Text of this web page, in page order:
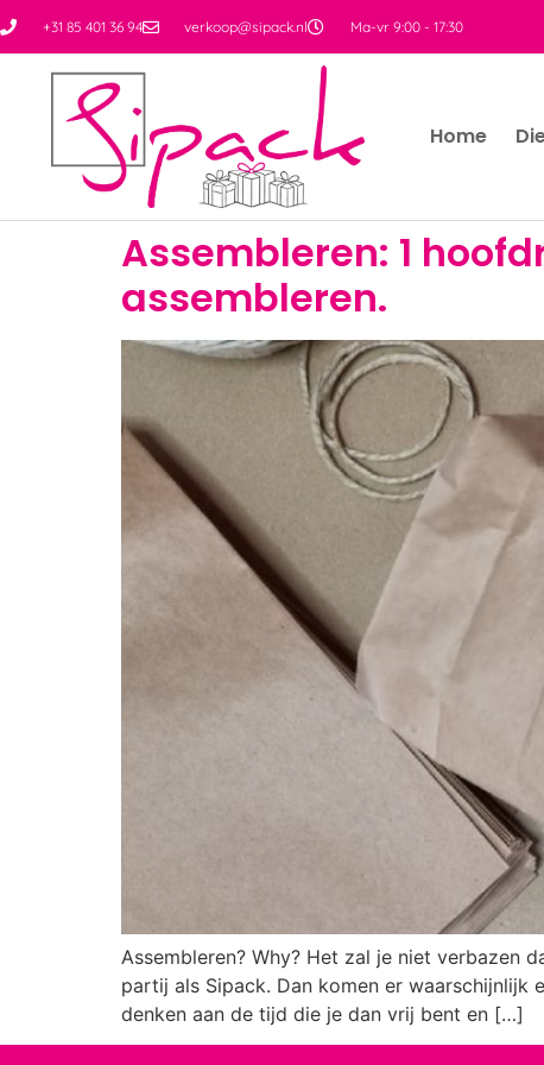
+31 85 401 36 94 verkoop@sipack.nl Ma-vr 9:00 - 17:30
Home
Assembleren: 1
assembleren.
Assembleren? Why? Het zal je niet verbazen
partij als Sipack. Dan komen er
denken aan de tijd die je dan vrij bent en […]